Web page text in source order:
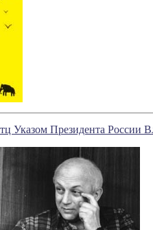
Указом Президента